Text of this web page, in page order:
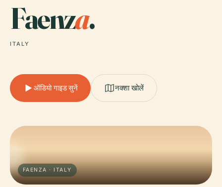
Faenza.
ITALY
ऑडियो गाइड सुनें नक्शा खोलें
FAENZA · ITALY